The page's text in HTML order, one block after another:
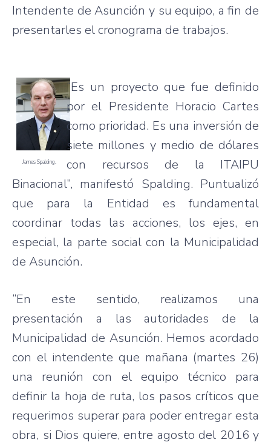
Intendente de Asunción y su equipo, a fin de
presentarles el cronograma de trabajos.
James Spalding.
“Es un proyecto que fue definido
por el Presidente Horacio Cartes
como prioridad. Es una inversión de
siete millones y medio de dólares
con recursos de la ITAIPU
Binacional”, manifestó Spalding. Puntualizó
que para la Entidad es fundamental
coordinar todas las acciones, los ejes, en
especial, la parte social con la Municipalidad
de Asunción.
“En este sentido, realizamos una
presentación a las autoridades de la
Municipalidad de Asunción. Hemos acordado
con el intendente que mañana (martes 26)
una reunión con el equipo técnico para
definir la hoja de ruta, los pasos críticos que
requerimos superar para poder entregar esta
obra, si Dios quiere, entre agosto del 2016 y